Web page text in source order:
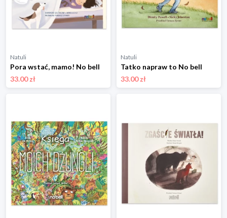
Natuli
Pora wstać, mamo! No bell
33.00 zł
Natuli
Tatko napraw to No bell
33.00 zł